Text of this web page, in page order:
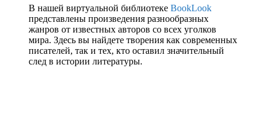
В нашей виртуальной библиотеке BookLook
представлены произведения разнообразных
жанров от известных авторов со всех уголков
мира. Здесь вы найдете творения как современных
писателей, так и тех, кто оставил значительный
след в истории литературы.